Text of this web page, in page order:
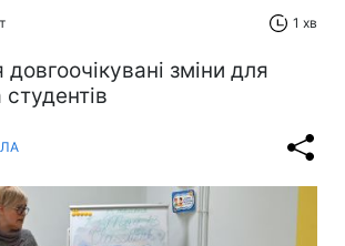
1 хв
зміни для
студентів